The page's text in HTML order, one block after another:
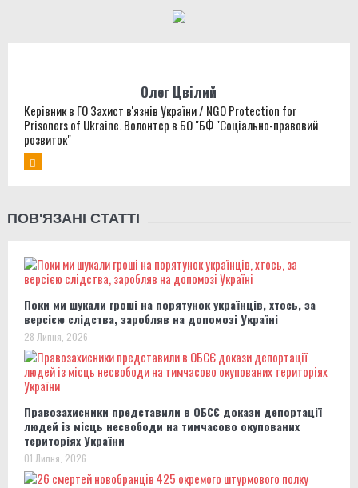
Олег Цвілий
Керівник в ГО Захист в'язнів України / NGO Protection for
Prisoners of Ukraine. Волонтер в БО "БФ "Соціально-правовий
розвиток"
ПОВ'ЯЗАНІ СТАТТІ
Поки ми шукали гроші на порятунок українців, хтось, за
версією слідства, заробляв на допомозі Україні
28 Липня, 2026
Правозахисники представили в ОБСЄ докази депортації
людей із місць несвободи на тимчасово окупованих
територіях України
01 Липня, 2026